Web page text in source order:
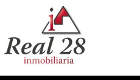
de Laguna de
2023. Los amantes de la
2022 en el LII Premio de
contarán con 2.000
serán otorgados en una